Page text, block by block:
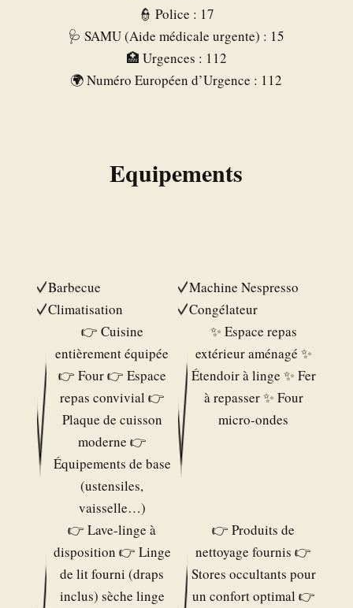
👮 Police : 17
🩺 SAMU (Aide médicale urgente) : 15
🏥 Urgences : 112
🌍 Numéro Européen d’Urgence : 112
Equipements
Barbecue
Machine Nespresso
Climatisation
Congélateur
👉 Cuisine
entièrement équipée
👉 Four 👉 Espace
repas convivial 👉
Plaque de cuisson
moderne 👉
Équipements de base
(ustensiles,
vaisselle…)
✨ Espace repas
extérieur aménagé ✨
Étendoir à linge ✨ Fer
à repasser ✨ Four
micro-ondes
👉 Lave-linge à
disposition 👉 Linge
de lit fourni (draps
inclus) sèche linge
👉 Produits de
nettoyage fournis 👉
Stores occultants pour
un confort optimal 👉